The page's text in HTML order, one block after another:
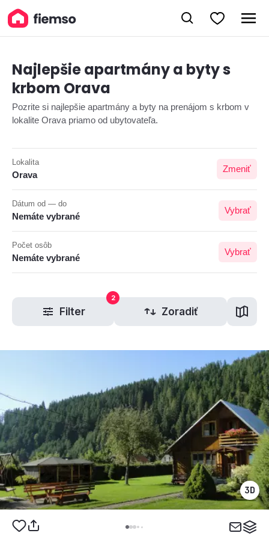
Najlepšie apartmány a byty s
krbom Orava
Pozrite si najlepšie apartmány a byty na prenájom s krbom v
lokalite Orava priamo od ubytovateľa.
Lokalita
Orava
Zmeniť
Dátum od — do
Nemáte vybrané
Vybrať
Počet osôb
Nemáte vybrané
Vybrať
Filter
2
Zoradiť